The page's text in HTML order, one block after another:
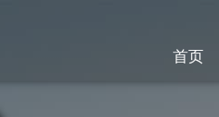
首页